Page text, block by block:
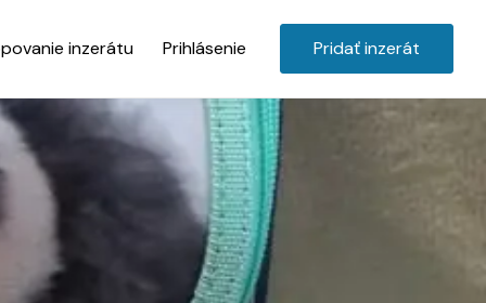
inzerátu Prihlásenie Pridať inzerát